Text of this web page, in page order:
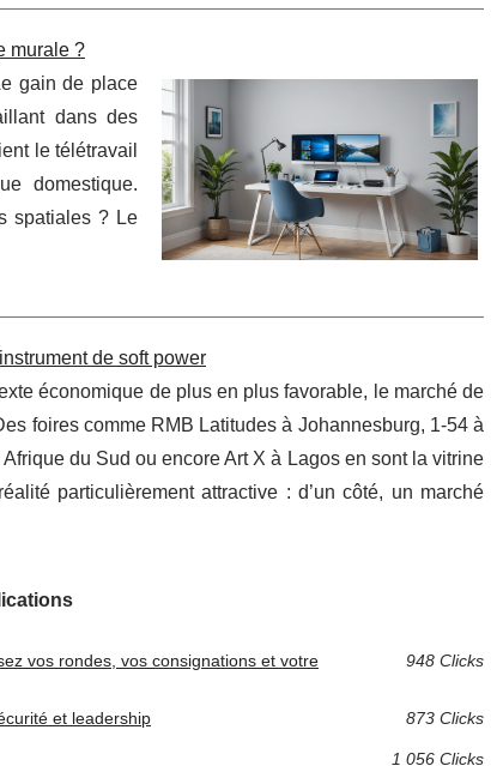
murale ?
gain de place
dans des
le télétravail
domestique.
spatiales ? Le
de soft power
économique de plus en plus favorable, le marché de
foires comme RMB Latitudes à Johannesburg, 1-54 à
du Sud ou encore Art X à Lagos en sont la vitrine
particulièrement attractive : d’un côté, un marché
vos rondes, vos consignations et votre
948 Clicks
et leadership 873 Clicks
1 056 Clicks